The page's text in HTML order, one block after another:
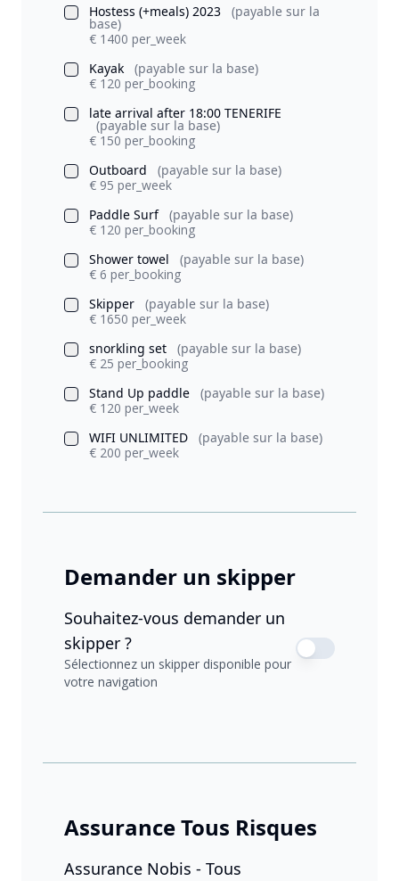
Hostess (+meals) 2023
(payable sur la
base)
€ 1400 per_week
Kayak
(payable sur la base)
€ 120 per_booking
late arrival after 18:00 TENERIFE
(payable sur la base)
€ 150 per_booking
Outboard
(payable sur la base)
€ 95 per_week
Paddle Surf (payable sur la base)
€ 120 per_booking
Shower towel
(payable sur la base)
€ 6 per_booking
Skipper
(payable sur la base)
€ 1650 per_week
snorkling set
(payable sur la base)
€ 25 per_booking
Stand Up paddle
(payable sur la base)
€ 120 per_week
WIFI UNLIMITED
(payable sur la base)
€ 200 per_week
Demander un skipper
Souhaitez-vous demander un
skipper ?
Sélectionnez un skipper disponible pour
votre navigation
Assurance Tous Risques
Assurance Nobis - Tous